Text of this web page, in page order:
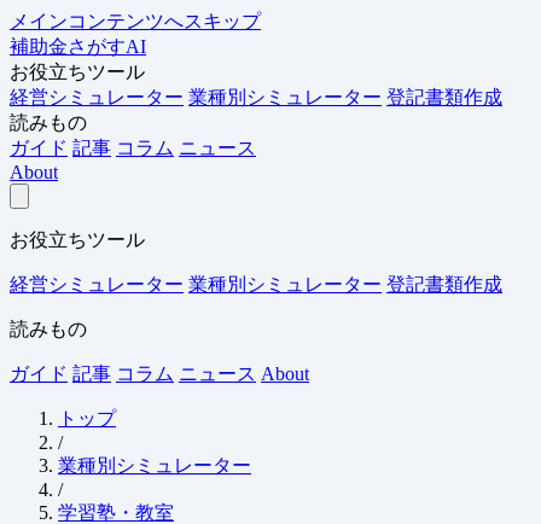
メインコンテンツへスキップ
補助金さがすAI
お役立ちツール
経営シミュレーター 業種別シミュレーター 登記書類作成
読みもの
ガイド 記事 コラム ニュース
About
お役立ちツール
経営シミュレーター 業種別シミュレーター 登記書類作成
読みもの
ガイド 記事 コラム ニュース About
トップ
/
業種別シミュレーター
/
学習塾・教室